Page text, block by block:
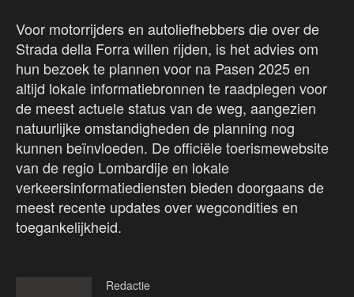
Voor motorrijders en autoliefhebbers die over de
Strada della Forra willen rijden, is het advies om
hun bezoek te plannen voor na Pasen 2025 en
altijd lokale informatiebronnen te raadplegen voor
de meest actuele status van de weg, aangezien
natuurlijke omstandigheden de planning nog
kunnen beïnvloeden. De officiële toerismewebsite
van de regio Lombardije en lokale
verkeersinformatiediensten bieden doorgaans de
meest recente updates over wegcondities en
toegankelijkheid.
Redactie